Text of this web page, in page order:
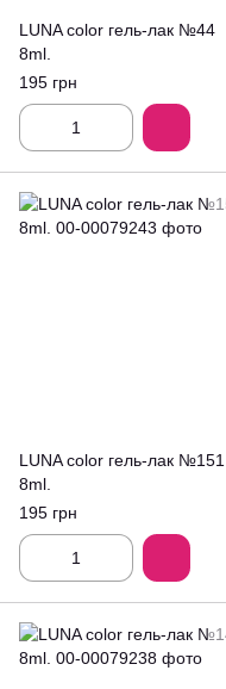
LUNA color гель-лак №44
8ml.
195 грн
LUNA color гель-лак №151
8ml.
195 грн